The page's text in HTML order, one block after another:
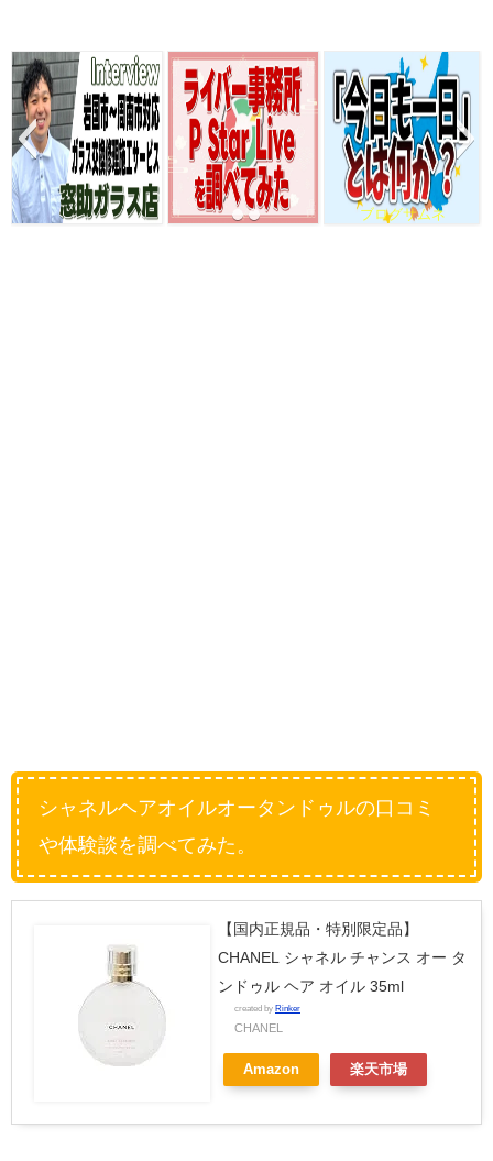
ブログサムネ
シャネルヘアオイルオータンドゥルの口コミ
や体験談を調べてみた。
【国内正規品・特別限定品】
CHANEL シャネル チャンス オー タ
ンドゥル ヘア オイル 35ml
created by Rinker
CHANEL
Amazon 楽天市場